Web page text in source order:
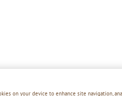
on your device to enhance site navigation,